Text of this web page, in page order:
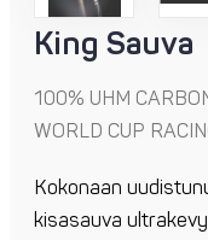
King Sauva
100% UHM
WORLD CUP
Kokonaan
kisasauva